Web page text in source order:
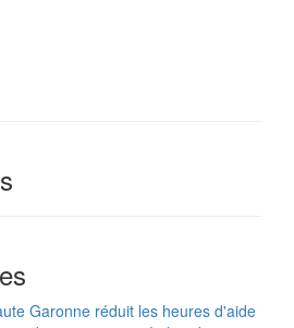
Garonne réduit les heures d'aide